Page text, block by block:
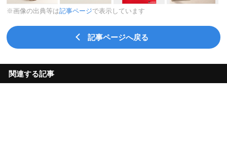
※画像の出典等は記事ページで表示しています
記事ページへ戻る
関連する記事